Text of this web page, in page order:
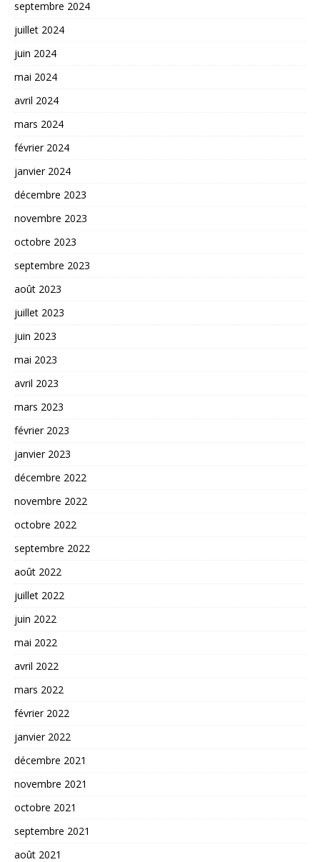
septembre 2024
juillet 2024
juin 2024
mai 2024
avril 2024
mars 2024
février 2024
janvier 2024
décembre 2023
novembre 2023
octobre 2023
septembre 2023
août 2023
juillet 2023
juin 2023
mai 2023
avril 2023
mars 2023
février 2023
janvier 2023
décembre 2022
novembre 2022
octobre 2022
septembre 2022
août 2022
juillet 2022
juin 2022
mai 2022
avril 2022
mars 2022
février 2022
janvier 2022
décembre 2021
novembre 2021
octobre 2021
septembre 2021
août 2021